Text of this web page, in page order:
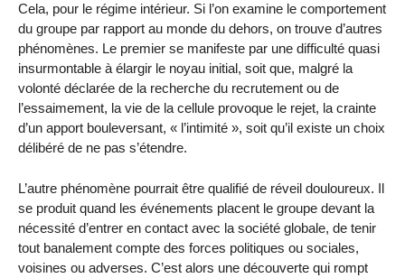
Cela, pour le régime intérieur. Si l’on examine le comportement
du groupe par rapport au monde du dehors, on trouve d’autres
phénomènes. Le premier se manifeste par une difficulté quasi
insurmontable à élargir le noyau initial, soit que, malgré la
volonté déclarée de la recherche du recrutement ou de
l’essaimement, la vie de la cellule provoque le rejet, la crainte
d’un apport bouleversant, « l’intimité », soit qu’il existe un choix
délibéré de ne pas s’étendre.
L’autre phénomène pourrait être qualifié de réveil douloureux. Il
se produit quand les événements placent le groupe devant la
nécessité d’entrer en contact avec la société globale, de tenir
tout banalement compte des forces politiques ou sociales,
voisines ou adverses. C’est alors une découverte qui rompt